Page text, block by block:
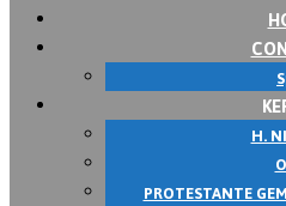
H.
PROTESTANTE